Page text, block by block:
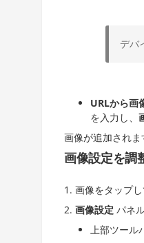
デバ
URLから画
を入力し、
画像が追加されま
画像設定を調
画像をタップし
画像設定 パネ
上部ツール